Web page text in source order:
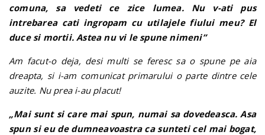
comuna, sa vedeti ce zice lumea. Nu v-ati pus
intrebarea cati ingropam cu utilajele fiului meu? El
duce si mortii. Astea nu vi le spune nimeni”
Am facut-o deja, desi multi se feresc sa o spune pe aia
dreapta, si i-am comunicat primarului o parte dintre cele
auzite. Nu prea i-au placut!
„Mai sunt si care mai spun, numai sa dovedeasca. Asa
spun si eu de dumneavoastra ca sunteti cel mai bogat,